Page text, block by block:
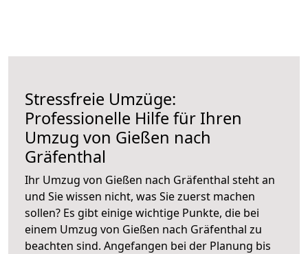
Stressfreie Umzüge:
Professionelle Hilfe für Ihren
Umzug von Gießen nach
Gräfenthal
Ihr Umzug von Gießen nach Gräfenthal steht an
und Sie wissen nicht, was Sie zuerst machen
sollen? Es gibt einige wichtige Punkte, die bei
einem Umzug von Gießen nach Gräfenthal zu
beachten sind. Angefangen bei der Planung bis